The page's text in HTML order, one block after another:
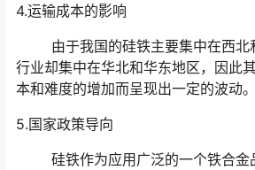
4.运输成本的影响
由于我国的硅铁主要集中在西北
行业却集中在华北和华东地区，因此
本和难度的增加而呈现出一定的波动。
5.国家政策导向
硅铁作为应用广泛的一个铁合金